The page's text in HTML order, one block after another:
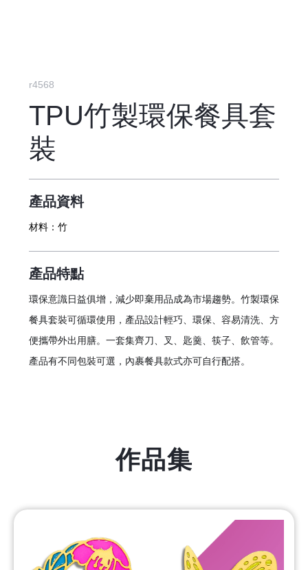
r4568
TPU竹製環保餐具套
裝
產品資料
材料： 竹
產品特點
環保意識日益俱增，減少即棄用品成為市場趨勢。竹製環保
餐具套裝可循環使用，產品設計輕巧、環保、容易清洗、 方
便攜帶外出用膳。 一套集齊刀、叉、匙羹、筷子、飲管等。
產品有不同包裝可選，內裹餐具款式亦可自行配搭。
作品集